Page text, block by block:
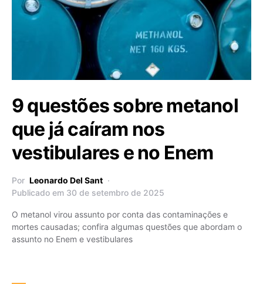
9 questões sobre metanol
que já caíram nos
vestibulares e no Enem
Por Leonardo Del Sant
Publicado em 30 de setembro de 2025
O metanol virou assunto por conta das contaminações e
mortes causadas; confira algumas questões que abordam o
assunto no Enem e vestibulares